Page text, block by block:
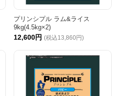
プリンシプル ラム&ライス
9kg(4.5kg×2)
12,600円 (税込13,860円)